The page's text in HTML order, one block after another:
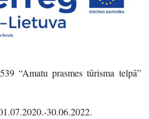
“Amatu prasmes tūrisma telpā”
30.06.2022.